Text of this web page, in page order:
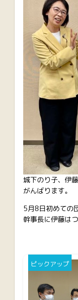
城下のり子、伊
がんばります。
5月8日初めての
幹事長に伊藤は
ピックアップ